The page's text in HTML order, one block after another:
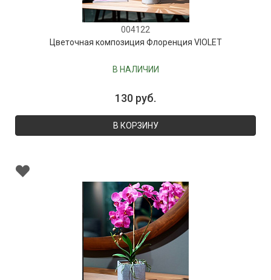
004122
Цветочная композиция Флоренция VIOLET
В НАЛИЧИИ
130 руб.
В КОРЗИНУ